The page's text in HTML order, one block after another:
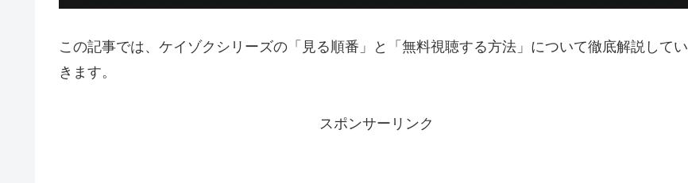
この記事では、ケイゾクシリーズの「見る順番」と「無料視聴する方法」について徹底解説してい
きます。
スポンサーリンク